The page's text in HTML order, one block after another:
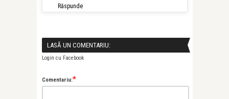
Răspunde
LASĂ UN COMENTARIU:
Login cu Facebook
Comentariu:*